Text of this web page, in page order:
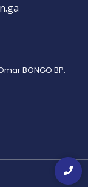
BONGO BP: